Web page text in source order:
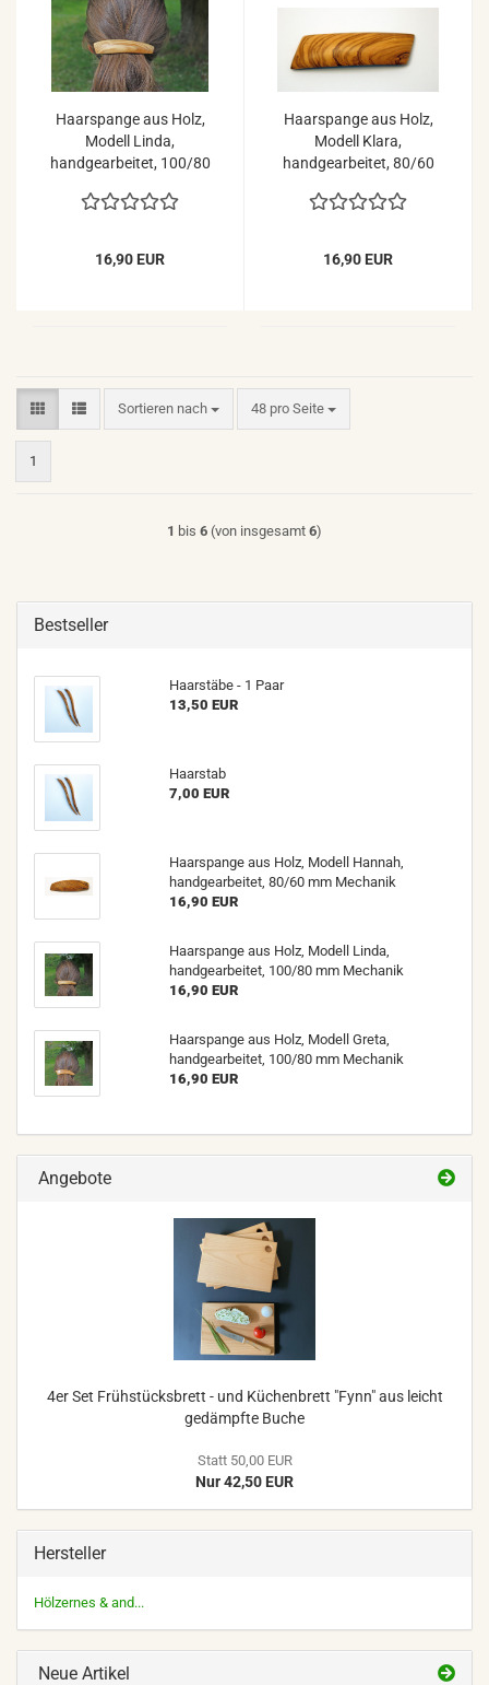
Haarspange aus Holz,
Modell Linda,
handgearbeitet, 100/80
16,90 EUR
Haarspange aus Holz,
Modell Klara,
handgearbeitet, 80/60
16,90 EUR
Sortieren nach
Sortieren nach 48 pro Seite
pro Seite
1
1 bis 6 (von insgesamt 6)
Bestseller
Haarstäbe - 1 Paar
13,50 EUR
Haarstab
7,00 EUR
Haarspange aus Holz, Modell Hannah,
handgearbeitet, 80/60 mm Mechanik
16,90 EUR
Haarspange aus Holz, Modell Linda,
handgearbeitet, 100/80 mm Mechanik
16,90 EUR
Haarspange aus Holz, Modell Greta,
handgearbeitet, 100/80 mm Mechanik
16,90 EUR
Angebote
4er Set Frühstücksbrett - und Küchenbrett "Fynn" aus leicht
gedämpfte Buche
Statt 50,00 EUR
Nur 42,50 EUR
Hersteller
Hölzernes & and...
Neue Artikel